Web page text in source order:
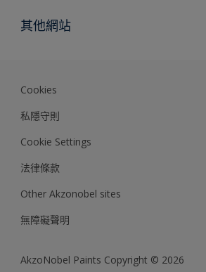
專家見解
色彩準確度
其他網站
Cookies
私隱守則
Cookie Settings
法律條款
Other Akzonobel sites
無障礙聲明
AkzoNobel Paints Copyright © 2026